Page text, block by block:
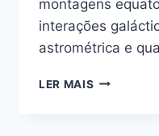
montagens
interações
astrométrica e
LER MAIS GALÁXIAS